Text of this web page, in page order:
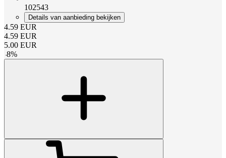
102543
Details van aanbieding bekijken
4.59 EUR
4.59 EUR
5.00 EUR
-8%